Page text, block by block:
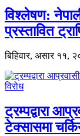
विश्लेषण:
प्रस्तावित
बिहिवार, असार ११,
ट्रम्पद्वारा
टेक्सासमा